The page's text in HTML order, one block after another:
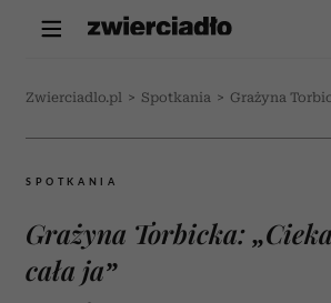
Zwierciadlo.pl > Spotkania > Grażyna
SPOTKANIA
Grażyna Torbicka:
cała ja”